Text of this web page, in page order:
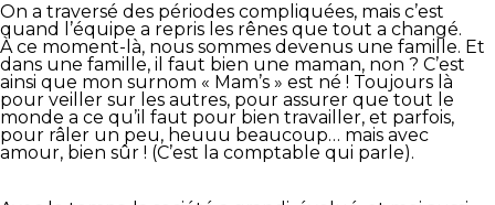
On a traversé des périodes compliquées, mais c’est
quand l’équipe a repris les rênes que tout a changé.
À ce moment-là, nous sommes devenus une famille. Et
dans une famille, il faut bien une maman, non ? C’est
ainsi que mon surnom « Mam’s » est né ! Toujours là
pour veiller sur les autres, pour assurer que tout le
monde a ce qu’il faut pour bien travailler, et parfois,
pour râler un peu, heuuu beaucoup… mais avec
amour, bien sûr ! (C’est la comptable qui parle).